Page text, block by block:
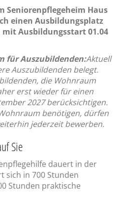
Seniorenpflegeheim Haus
einen Ausbildungsplatz
Ausbildungsstart 01.04
für Auszubildenden:Aktuell
Auszubildenden belegt.
die Wohnraum
erst wieder für einen
2027 berücksichtigen.
benötigen, dürfen
jederzeit bewerben.
Sie
dauert in der
sich in 700 Stunden
Stunden praktische